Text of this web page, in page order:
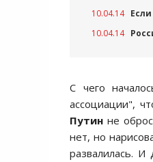
10.04.14
10.04.14
C чего
аccоциации",
Путин не
нет, но
развалилаcь. И